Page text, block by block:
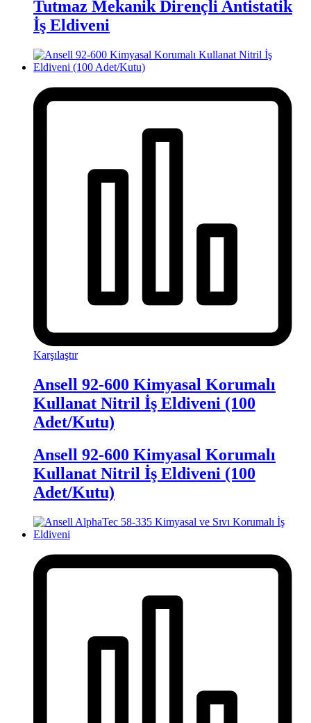
Tutmaz Mekanik Dirençli Antistatik
İş Eldiveni
Karşılaştır
Ansell 92-600 Kimyasal Korumalı
Kullanat Nitril İş Eldiveni (100
Adet/Kutu)
Ansell 92-600 Kimyasal Korumalı
Kullanat Nitril İş Eldiveni (100
Adet/Kutu)